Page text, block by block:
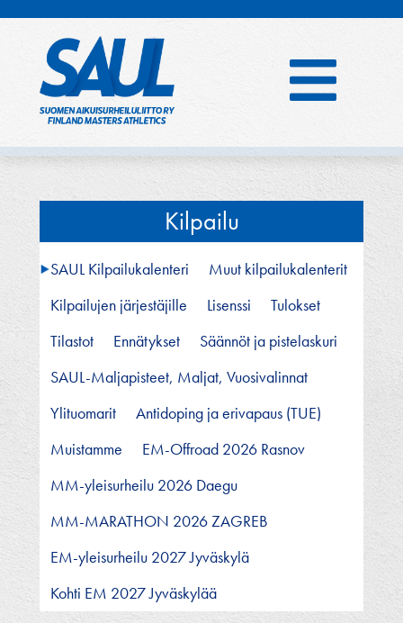
Kilpailu
SAUL Kilpailukalenteri
Muut kilpailukalenterit
Kilpailujen järjestäjille
Lisenssi
Tulokset
Tilastot
Ennätykset
Säännöt ja pistelaskuri
SAUL-Maljapisteet, Maljat, Vuosivalinnat
Ylituomarit
Antidoping ja erivapaus (TUE)
Muistamme
EM-Offroad 2026 Rasnov
MM-yleisurheilu 2026 Daegu
MM-MARATHON 2026 ZAGREB
EM-yleisurheilu 2027 Jyväskylä
Kohti EM 2027 Jyväskylää